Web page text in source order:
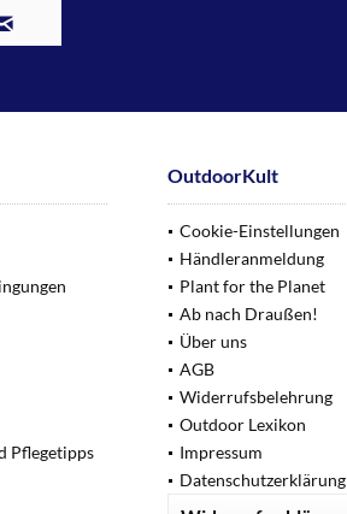
Pflegetipps
OutdoorKult
Cookie-Einstellungen
Händleranmeldung
Plant for the Planet
Ab nach Draußen!
Über uns
AGB
Widerrufsbelehrung
Outdoor Lexikon
Impressum
Datenschutzerklärung